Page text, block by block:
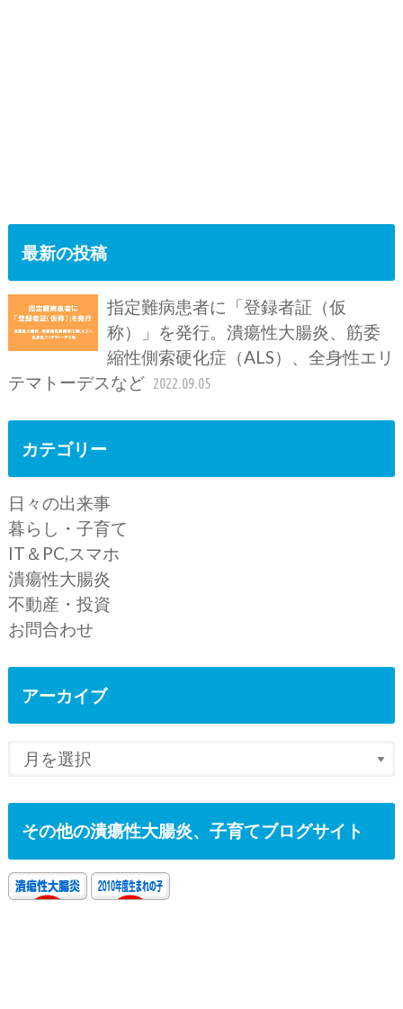
最新の投稿
指定難病患者に「登録者証（仮
称）」を発行。潰瘍性大腸炎、筋委
縮性側索硬化症（ALS）、全身性エリ
テマトーデスなど 2022.09.05
カテゴリー
日々の出来事
暮らし・子育て
IT＆PC,スマホ
潰瘍性大腸炎
不動産・投資
お問合わせ
アーカイブ
その他の潰瘍性大腸炎、子育てブログサイト